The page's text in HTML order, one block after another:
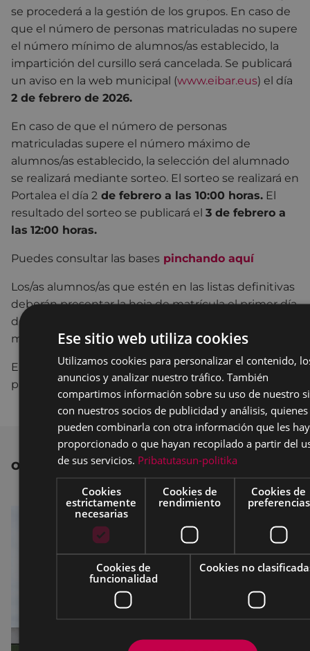
se procederá a la gestión de los grupos. En caso de
que el número de personas matriculadas no supere
el número mínimo de alumnos/as establecido, la
impartición del cursillo será cancelada. Se publicará
un aviso en la web municipal (www.eibar.eus) el día
2 de febrero de 2026.
En caso de que el número de personas
matriculadas supere el número máximo de
alumnos/as establecido, la selección del alumnado
se realizará mediante sorteo. El sorteo se realizará en
Portalea el día 2 de febrero a las 10:00 horas. El
resultado del sorteo se publicará el 3 de febrero a
las 12:00 horas.
Puedes consultar las bases pinchando aquí
Los/as alumnos/as que estén en las listas definitivas
deberán presentar la hoja de matrícula el primer día
de taller.
matrícula.
El importe de la matrícula se cobrará en un único
pago, mediante recibo domiciliado. 10 euros.
OTRAS NOTICIAS
Ese sitio web utiliza cookies
Utilizamos cookies para personalizar el contenido,
anuncios y analizar nuestro tráfico. También
compartimos información sobre su uso de nuestro
con nuestros socios de publicidad y análisis, quienes
pueden combinarla con otra información que les
proporcionado o que hayan recopilado a partir del
de sus servicios. Pribatutasun-politika
Cookies
estrictamente
necesarias
Cookies de
rendimiento
Cookies de
preferencias
Cookies de
funcionalidad
Cookies no